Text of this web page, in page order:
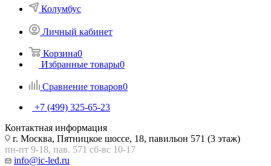
Колумбус
Личный кабинет
Корзина0
Избранные товары0
Сравнение товаров0
+7 (499) 325-65-23
Контактная информация
г. Москва, Пятницкое шоссе, 18, павильон 571 (3 этаж)
пн-пт 9-18, пав. 571 сб-вс 10-17
info@ic-led.ru